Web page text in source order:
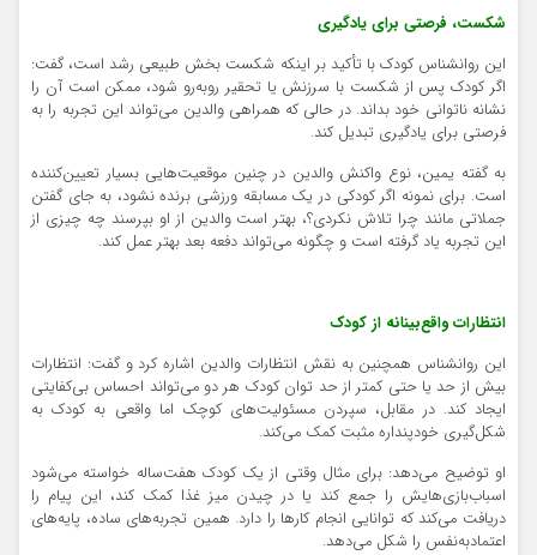
شکست، فرصتی برای یادگیری
این روانشناس کودک با تأکید بر اینکه شکست بخش طبیعی رشد است، گفت:
اگر کودک پس از شکست با سرزنش یا تحقیر روبه‌رو شود، ممکن است آن را
نشانه ناتوانی خود بداند. در حالی که همراهی والدین می‌تواند این تجربه را به
فرصتی برای یادگیری تبدیل کند.
به گفته یمین، نوع واکنش والدین در چنین موقعیت‌هایی بسیار تعیین‌کننده
است. برای نمونه اگر کودکی در یک مسابقه ورزشی برنده نشود، به جای گفتن
جملاتی مانند چرا تلاش نکردی؟، بهتر است والدین از او بپرسند چه چیزی از
این تجربه یاد گرفته است و چگونه می‌تواند دفعه بعد بهتر عمل کند.
انتظارات واقع‌بینانه از کودک
این روانشناس همچنین به نقش انتظارات والدین اشاره کرد و گفت: انتظارات
بیش از حد یا حتی کمتر از حد توان کودک هر دو می‌تواند احساس بی‌کفایتی
ایجاد کند. در مقابل، سپردن مسئولیت‌های کوچک اما واقعی به کودک به
شکل‌گیری خودپنداره مثبت کمک می‌کند.
او توضیح می‌دهد: برای مثال وقتی از یک کودک هفت‌ساله خواسته می‌شود
اسباب‌بازی‌هایش را جمع کند یا در چیدن میز غذا کمک کند، این پیام را
دریافت می‌کند که توانایی انجام کارها را دارد. همین تجربه‌های ساده، پایه‌های
اعتمادبه‌نفس را شکل می‌دهد.